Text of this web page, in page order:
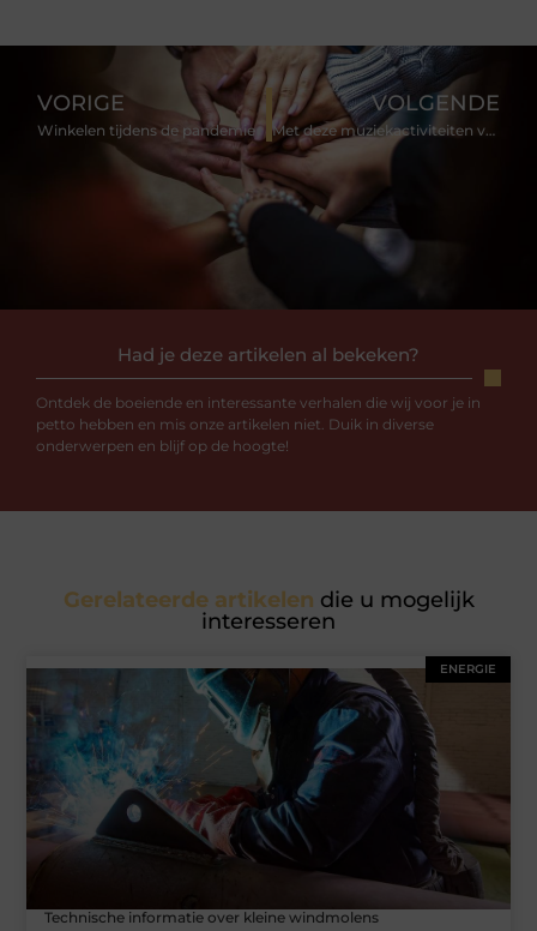
Had je deze artikelen al bekeken?
Ontdek de boeiende en interessante verhalen die wij voor je in
petto hebben en mis onze artikelen niet. Duik in diverse
onderwerpen en blijf op de hoogte!
VORIGE
Winkelen tijdens de pandemie
VOLGENDE
Met deze muziekactiviteiten voor CKV zit je altijd goed
Gerelateerde artikelen die u mogelijk
interesseren
ENERGIE
Technische informatie over kleine windmolens